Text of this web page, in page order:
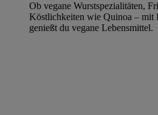
Ob vegane Wurstspezialitäten,
Köstlichkeiten wie Quinoa –
genießt du vegane Lebensmittel.